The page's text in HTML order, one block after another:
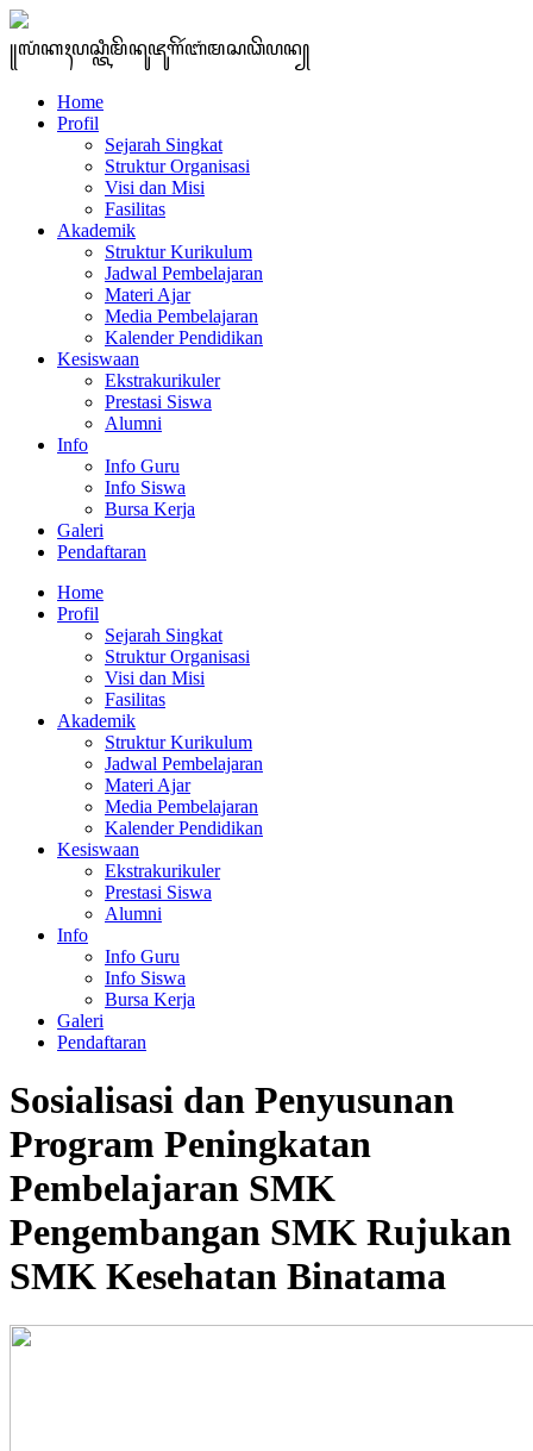
꧋ꦭꦁꦏꦃꦥꦱ꧀ꦠꦶꦩꦼꦤꦸꦗꦸꦒꦼꦂꦧꦁꦩꦱꦣꦼꦥꦤ꧀
Home
Profil
Sejarah Singkat
Struktur Organisasi
Visi dan Misi
Fasilitas
Akademik
Struktur Kurikulum
Jadwal Pembelajaran
Materi Ajar
Media Pembelajaran
Kalender Pendidikan
Kesiswaan
Ekstrakurikuler
Prestasi Siswa
Alumni
Info
Info Guru
Info Siswa
Bursa Kerja
Galeri
Pendaftaran
Home
Profil
Sejarah Singkat
Struktur Organisasi
Visi dan Misi
Fasilitas
Akademik
Struktur Kurikulum
Jadwal Pembelajaran
Materi Ajar
Media Pembelajaran
Kalender Pendidikan
Kesiswaan
Ekstrakurikuler
Prestasi Siswa
Alumni
Info
Info Guru
Info Siswa
Bursa Kerja
Galeri
Pendaftaran
Sosialisasi dan Penyusunan
Program Peningkatan
Pembelajaran SMK
Pengembangan SMK Rujukan
SMK Kesehatan Binatama